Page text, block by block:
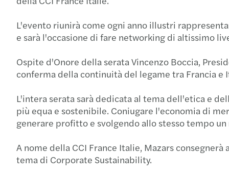
L'evento riunirà come ogni anno illustri
e sarà l'occasione di fare networking di altissimo
Ospite d'Onore della serata Vincenzo Boccia,
conferma della continuità del legame tra Francia
L'intera serata sarà dedicata al tema dell'etica e
più equa e sostenibile. Coniugare l'economia di
generare profitto e svolgendo allo stesso tempo
A nome della CCI France Italie, Mazars
tema di Corporate Sustainability.